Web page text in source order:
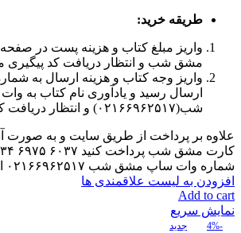
طریقه خرید:
واریز مبلغ کتاب و هزینه پست در صفحه
مشق شب و انتظار دریافت کد پیگیری
واریز وجه کتاب و هزینه ارسال به
ارسال رسید و یادآوری نام کتاب به
شب(۰۲۱۶۶۹۶۲۵۱۷) و انتظار دریافت کد پیگیری مرسوله
علاوه بر پرداخت از طریق سایت و به صورت
شماره وات ساپ مشق شب ۰۲۱۶۶۹۶۲۵۱۷ اطلاع رسانی کنید.
افزودن به لیست علاقمندی ها
Add to cart
نمایش سریع
-4% جدید